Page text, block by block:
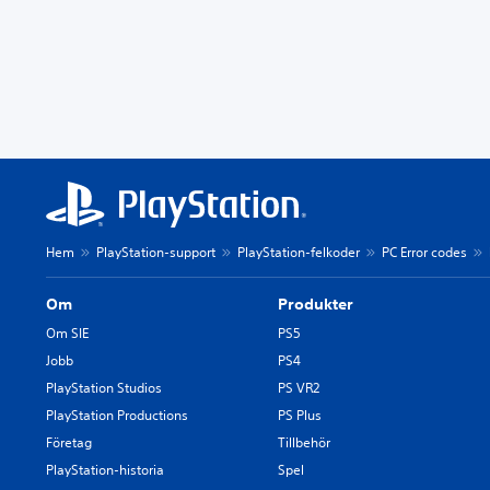
Hem PlayStation-support PlayStation-felkoder PC Error codes
Om
Om SIE
Jobb
PlayStation Studios
PlayStation Productions
Företag
PlayStation-historia
Produkter
PS5
PS4
PS VR2
PS Plus
Tillbehör
Spel